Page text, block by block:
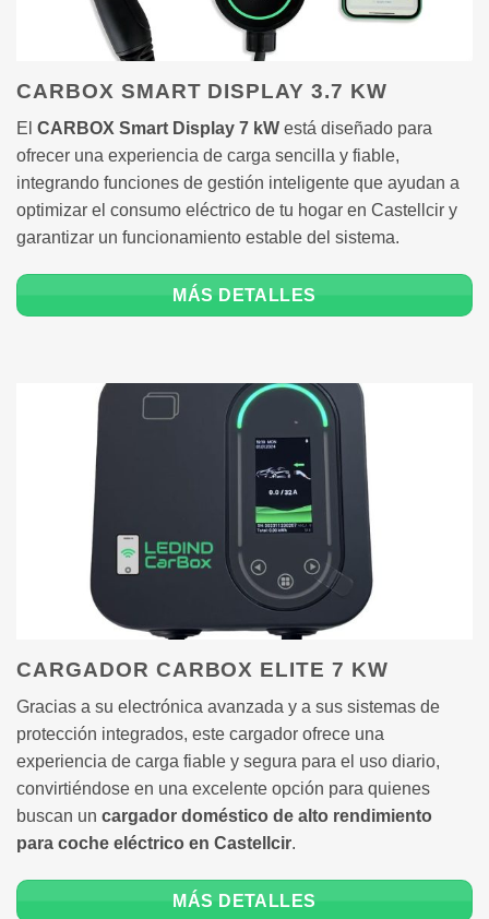
CARBOX SMART DISPLAY 3.7 KW
El CARBOX Smart Display 7 kW está diseñado para
ofrecer una experiencia de carga sencilla y fiable,
integrando funciones de gestión inteligente que ayudan a
optimizar el consumo eléctrico de tu hogar en Castellcir y
garantizar un funcionamiento estable del sistema.
MÁS DETALLES
CARGADOR CARBOX ELITE 7 KW
Gracias a su electrónica avanzada y a sus sistemas de
protección integrados, este cargador ofrece una
experiencia de carga fiable y segura para el uso diario,
convirtiéndose en una excelente opción para quienes
buscan un cargador doméstico de alto rendimiento
para coche eléctrico en Castellcir.
MÁS DETALLES